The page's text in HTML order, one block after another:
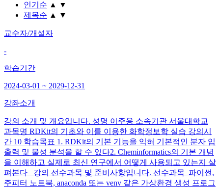
인기순 ▲
▼
제목순 ▲ ▼
교수자/개설자
-
학습기간
2024-03-01 ~ 2029-12-31
강좌소개
강의 소개 및 개요입니다. 성명 이주용 소속기관 서울대학교
과목명 RDKit의 기초와 이를 이용한 화학정보학 실습 강의시
간 10 학습목표 1. RDKit의 기본 기능을 익혀 기본적인 분자 입
출력 및 물성 분석을 할 수 있다2. Cheminformatics의 기본 개념
을 이해하고 실제로 최신 연구에서 어떻게 사용되고 있는지 살
펴본다 강의 선수과목 및 준비사항입니다. 선수과목 파이썬,
주피터 노트북, anaconda 또는 venv 같은 가상환경 생성 프로그